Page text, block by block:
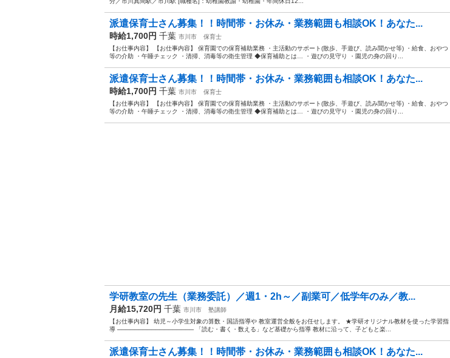
派遣保育士さん募集！！時間帯・お休み・業務範囲も相談OK！あなた...
時給1,700円 千葉 市川市
保育士
【お仕事内容】 【お仕事内容】 保育園での保育補助業務 ・主活動のサポート(散歩、手遊び、読み聞かせ等) ・給食、おやつ
等の介助 ・午睡チェック ・清掃、消毒等の衛生管理 ◆保育補助とは… ・遊びの見守り ・園児の身の回り...
派遣保育士さん募集！！時間帯・お休み・業務範囲も相談OK！あなた...
時給1,700円 千葉 市川市
保育士
【お仕事内容】 【お仕事内容】 保育園での保育補助業務 ・主活動のサポート(散歩、手遊び、読み聞かせ等) ・給食、おやつ
等の介助 ・午睡チェック ・清掃、消毒等の衛生管理 ◆保育補助とは… ・遊びの見守り ・園児の身の回り...
学研教室の先生（業務委託）／週1・2h～／副業可／低学年のみ／教...
月給15,720円 千葉 市川市
塾講師
【お仕事内容】 幼児～小学生対象の算数・国語指導や 教室運営全般をお任せします。 ★学研オリジナル教材を使った学習指
導 ────────────────── 「読む・書く・数える」など基礎から指導 教材に沿って、子どもと楽...
派遣保育士さん募集！！時間帯・お休み・業務範囲も相談OK！あなた...